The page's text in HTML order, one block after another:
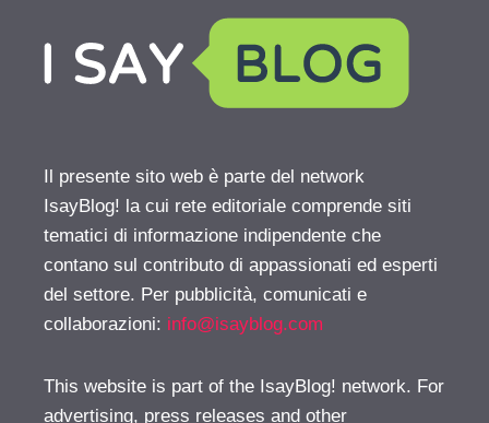
Il presente sito web è parte del network
IsayBlog! la cui rete editoriale comprende siti
tematici di informazione indipendente che
contano sul contributo di appassionati ed esperti
del settore. Per pubblicità, comunicati e
collaborazioni: info@isayblog.com
This website is part of the IsayBlog! network. For
advertising, press releases and other